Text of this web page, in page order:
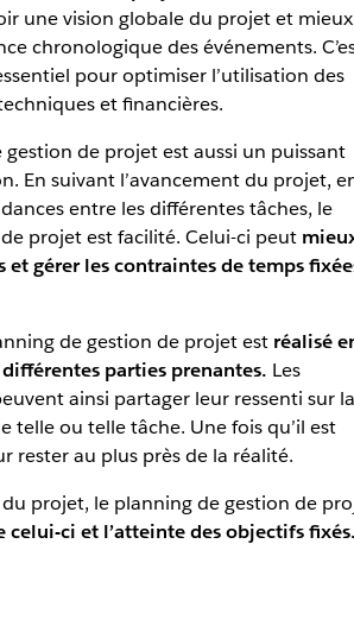
une vision globale du projet et mieux
chronologique des événements.
pour optimiser l’utilisation des
et financières.
de projet est aussi un puissant
En suivant l’avancement du projet,
entre les différentes tâches, le
projet est facilité. Celui-ci peut
gérer les contraintes de temps
de gestion de projet est réalisé
parties prenantes. Les
ainsi partager leur ressenti sur la
telle ou telle tâche. Une fois qu’il est
rester au plus près de la réalité.
projet, le planning de gestion de
celui-ci et l’atteinte des objectifs